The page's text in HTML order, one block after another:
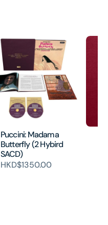
Puccini: Madama
Butterfly (2 Hybird
SACD)
HKD$1350.00